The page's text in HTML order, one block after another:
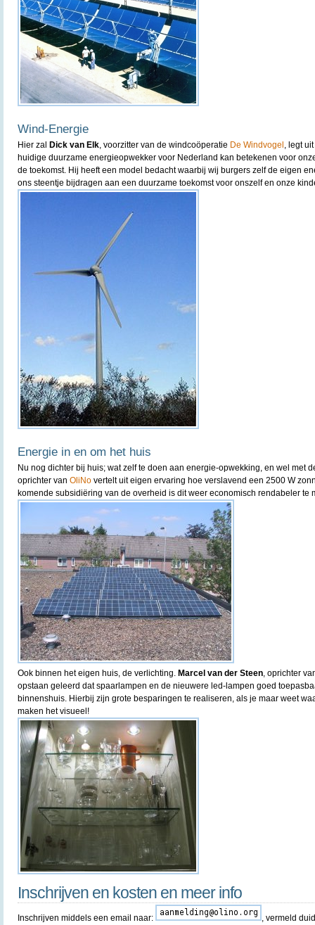
Wind-Energie
Hier zal Dick van Elk, voorzitter van de windcoöperatie De Windvogel , legt
huidige duurzame energieopwekker voor Nederland kan betekenen voor
de toekomst. Hij heeft een model bedacht waarbij wij burgers zelf de eigen
ons steentje bijdragen aan een duurzame toekomst voor onszelf en onze
Energie in en om het huis
Nu nog dichter bij huis; wat zelf te doen aan energie-opwekking, en wel met
oprichter van OliNo vertelt uit eigen ervaring hoe verslavend een 2500 W
komende subsidiëring van de overheid is dit weer economisch rendabeler te
Ook binnen het eigen huis, de verlichting. Marcel van der Steen, oprichter
opstaan geleerd dat spaarlampen en de nieuwere led-lampen goed
binnenshuis. Hierbij zijn grote besparingen te realiseren, als je maar weet
maken het visueel!
Inschrijven en kosten en meer info
Inschrijven middels een email naar:
, vermeld